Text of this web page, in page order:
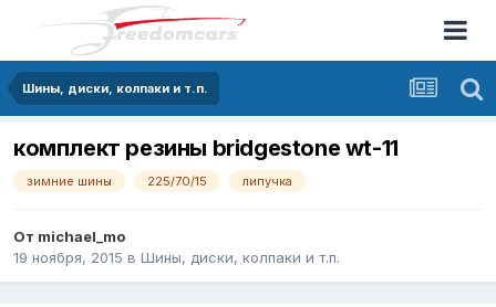
Шины, диски, колпаки и т.п.
комплект резины bridgestone wt-11
зимние шины 225/70/15 липучка
От michael_mo
19 ноября, 2015 в Шины, диски, колпаки и т.п.